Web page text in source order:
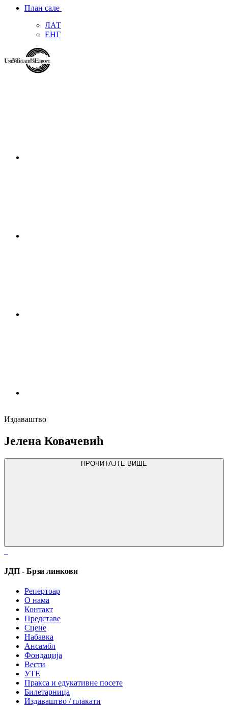
План сале
ЛАТ
ЕНГ
Издаваштво
Јелена Ковачевић
ПРОЧИТАЈТЕ ВИШЕ
ЈДП - Брзи линкови
Репертоар
О нама
Контакт
Представе
Сцене
Набавка
Ансамбл
Фондација
Вести
УТЕ
Пракса и едукативне посете
Билетарница
Издаваштво / плакати